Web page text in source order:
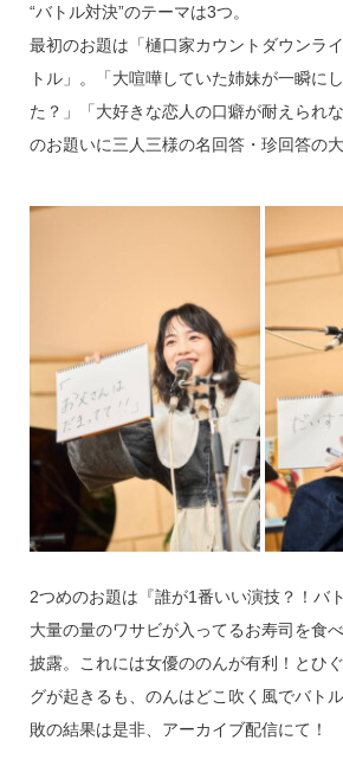
“バトル対決”のテーマは3つ。
最初のお題は「樋口家カウントダウンラ
トル」。「大喧嘩していた姉妹が一瞬に
た？」「大好きな恋人の口癖が耐えられ
のお題いに三人三様の名回答・珍回答の大
2つめのお題は『誰が1番いい演技？！バ
大量の量のワサビが入ってるお寿司を食
披露。これには女優ののんが有利！とひ
グが起きるも、のんはどこ吹く風でバト
敗の結果は是非、アーカイブ配信にて！